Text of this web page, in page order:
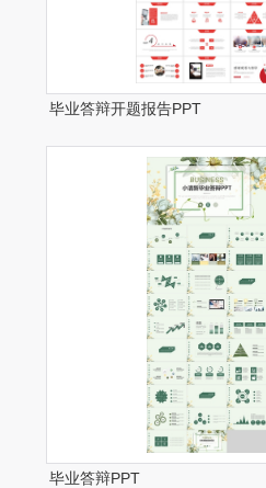
毕业答辩开题报告PPT
毕业答辩PPT